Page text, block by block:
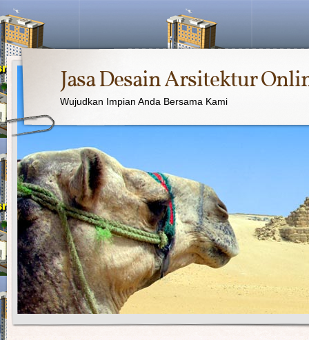
Jasa Desain Arsitektur
Wujudkan Impian Anda Bersama Kami